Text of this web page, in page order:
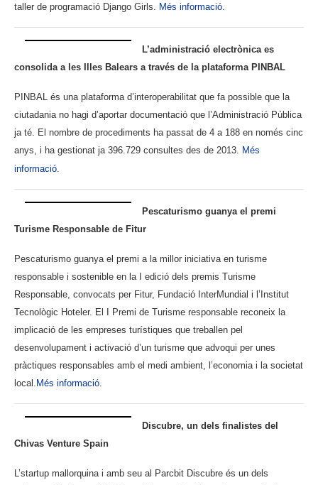
taller de programació Django Girls. Més informació.
L’administració electrònica es
consolida a les Illes Balears a través de la plataforma PINBAL
PINBAL és una plataforma d’interoperabilitat que fa possible que la
ciutadania no hagi d’aportar documentació que l’Administració Pública
ja té. El nombre de procediments ha passat de 4 a 188 en només cinc
anys, i ha gestionat ja 396.729 consultes des de 2013. Més
informació.
Pescaturismo guanya el premi
Turisme Responsable de Fitur
Pescaturismo guanya el premi a la millor iniciativa en turisme
responsable i sostenible en la I edició dels premis Turisme
Responsable, convocats per Fitur, Fundació InterMundial i l’Institut
Tecnològic Hoteler. El I Premi de Turisme responsable reconeix la
implicació de les empreses turístiques que treballen pel
desenvolupament i activació d’un turisme que advoqui per unes
pràctiques responsables amb el medi ambient, l’economia i la societat
local. Més informació.
Discubre, un dels finalistes del
Chivas Venture Spain
L’startup mallorquina i amb seu al Parcbit Discubre és un dels